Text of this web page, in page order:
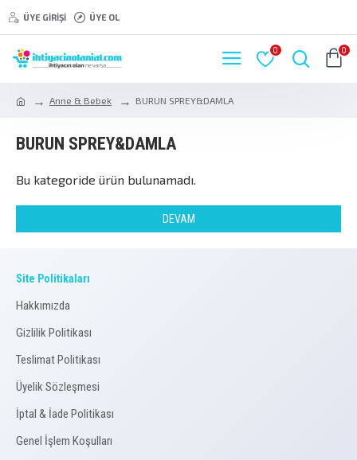
ÜYE GIRIŞI ÜYE OL
0 0
Anne & Bebek BURUN SPREY&DAMLA
BURUN SPREY&DAMLA
Bu kategoride ürün bulunamadı.
DEVAM
Site Politikaları
Hakkımızda
Gizlilik Politikası
Teslimat Politikası
Üyelik Sözleşmesi
İptal & İade Politikası
Genel İşlem Koşulları